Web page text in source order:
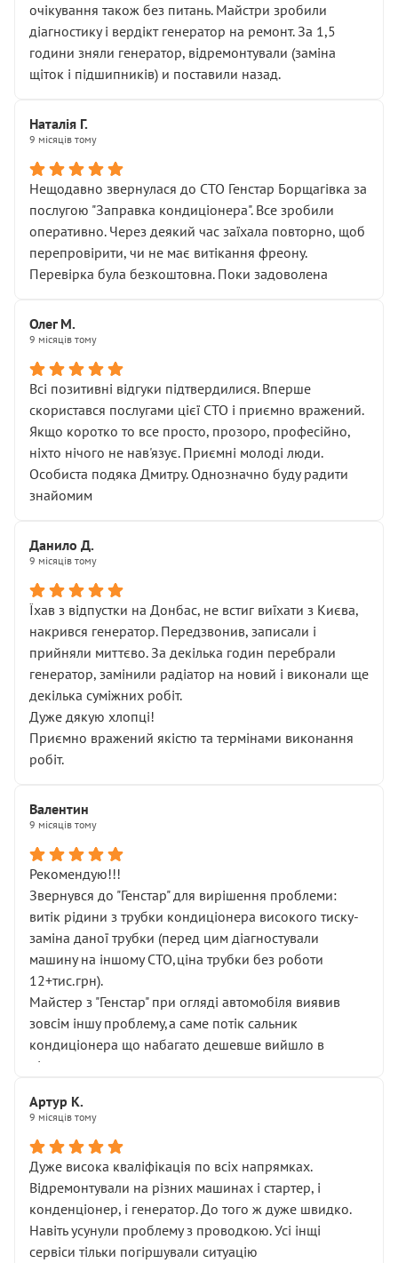
очікування також без питань. Майстри зробили
діагностику і вердікт генератор на ремонт. За 1,5
години зняли генератор, відремонтували (заміна
щіток і підшипників) и поставили назад.
Наталія Г.
9 місяців тому
Нещодавно звернулася до СТО Генстар Борщагівка за
послугою "Заправка кондиціонера". Все зробили
оперативно. Через деякий час заїхала повторно, щоб
перепровірити, чи не має витікання фреону.
Перевірка була безкоштовна. Поки задоволена
Олег М.
9 місяців тому
Всі позитивні відгуки підтвердилися. Вперше
скористався послугами цієї СТО і приємно вражений.
Якщо коротко то все просто, прозоро, професійно,
ніхто нічого не нав'язує. Приємні молоді люди.
Особиста подяка Дмитру. Однозначно буду радити
знайомим
Данило Д.
9 місяців тому
Їхав з відпустки на Донбас, не встиг виїхати з Києва,
накрився генератор. Передзвонив, записали і
прийняли миттєво. За декілька годин перебрали
генератор, замінили радіатор на новий і виконали ще
декілька суміжних робіт.
Дуже дякую хлопці!
Приємно вражений якістю та термінами виконання
робіт.
Валентин
9 місяців тому
Рекомендую!!!
Звернувся до "Генстар" для вирішення проблеми:
витік рідини з трубки кондиціонера високого тиску-
заміна даної трубки (перед цим діагностували
машину на іншому СТО,ціна трубки без роботи
12+тис.грн).
Майстер з "Генстар" при огляді автомобіля виявив
зовсім іншу проблему,а саме потік сальник
кондиціонера що набагато дешевше вийшло в
підсумку.
Артур К.
9 місяців тому
Дуже висока кваліфікація по всіх напрямках.
Відремонтували на різних машинах і стартер, і
конденціонер, і генератор. До того ж дуже швидко.
Навіть усунули проблему з проводкою. Усі інщі
сервіси тільки погіршували ситуацію